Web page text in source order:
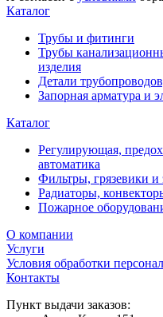
Каталог
Трубы и фитинги
Трубы
изделия
Детали
Запорная арматура и
Каталог
Регулирующая,
автоматика
Фильтры, грязевики и
Радиаторы,
Пожарное
О компании
Услуги
Условия обработки
Контакты
Пункт выдачи заказов: